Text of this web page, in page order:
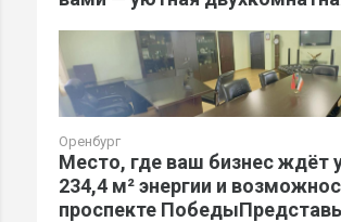
Оренбург
Место, где ваш бизнес ждёт
234,4 м² энергии и
проспекте